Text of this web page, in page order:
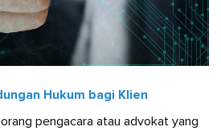
Hukum bagi Klien
pengacara atau advokat yang